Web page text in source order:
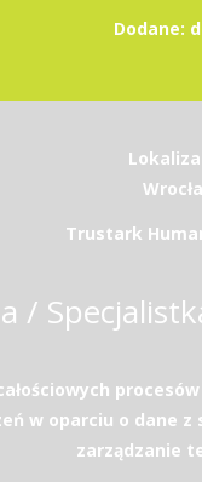
Dodane:
Trustark
w oparciu o dane
zarządzanie